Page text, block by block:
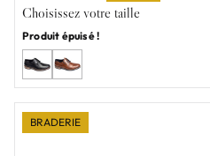
Choisissez votre taille
Produit épuisé !
BRADERIE